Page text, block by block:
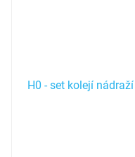
H0 - set kolejí